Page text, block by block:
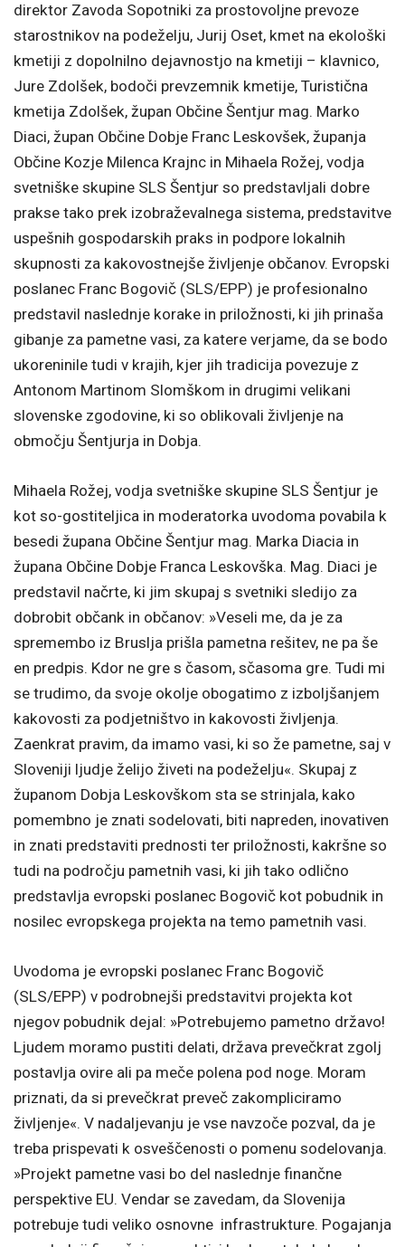
direktor Zavoda Sopotniki za prostovoljne prevoze
starostnikov na podeželju, Jurij Oset, kmet na ekološki
kmetiji z dopolnilno dejavnostjo na kmetiji – klavnico,
Jure Zdolšek, bodoči prevzemnik kmetije, Turistična
kmetija Zdolšek, župan Občine Šentjur mag. Marko
Diaci, župan Občine Dobje Franc Leskovšek, županja
Občine Kozje Milenca Krajnc in Mihaela Rožej, vodja
svetniške skupine SLS Šentjur so predstavljali dobre
prakse tako prek izobraževalnega sistema, predstavitve
uspešnih gospodarskih praks in podpore lokalnih
skupnosti za kakovostnejše življenje občanov. Evropski
poslanec Franc Bogovič (SLS/EPP) je profesionalno
predstavil naslednje korake in priložnosti, ki jih prinaša
gibanje za pametne vasi, za katere verjame, da se bodo
ukoreninile tudi v krajih, kjer jih tradicija povezuje z
Antonom Martinom Slomškom in drugimi velikani
slovenske zgodovine, ki so oblikovali življenje na
območju Šentjurja in Dobja.
Mihaela Rožej, vodja svetniške skupine SLS Šentjur je
kot so-gostiteljica in moderatorka uvodoma povabila k
besedi župana Občine Šentjur mag. Marka Diacia in
župana Občine Dobje Franca Leskovška. Mag. Diaci je
predstavil načrte, ki jim skupaj s svetniki sledijo za
dobrobit občank in občanov: »Veseli me, da je za
spremembo iz Bruslja prišla pametna rešitev, ne pa še
en predpis. Kdor ne gre s časom, sčasoma gre. Tudi mi
se trudimo, da svoje okolje obogatimo z izboljšanjem
kakovosti za podjetništvo in kakovosti življenja.
Zaenkrat pravim, da imamo vasi, ki so že pametne, saj v
Sloveniji ljudje želijo živeti na podeželju«. Skupaj z
županom Dobja Leskovškom sta se strinjala, kako
pomembno je znati sodelovati, biti napreden, inovativen
in znati predstaviti prednosti ter priložnosti, kakršne so
tudi na področju pametnih vasi, ki jih tako odlično
predstavlja evropski poslanec Bogovič kot pobudnik in
nosilec evropskega projekta na temo pametnih vasi.
Uvodoma je evropski poslanec Franc Bogovič
(SLS/EPP) v podrobnejši predstavitvi projekta kot
njegov pobudnik dejal: »Potrebujemo pametno državo!
Ljudem moramo pustiti delati, država prevečkrat zgolj
postavlja ovire ali pa meče polena pod noge. Moram
priznati, da si prevečkrat preveč zakompliciramo
življenje«. V nadaljevanju je vse navzoče pozval, da je
treba prispevati k osveščenosti o pomenu sodelovanja.
»Projekt pametne vasi bo del naslednje finančne
perspektive EU. Vendar se zavedam, da Slovenija
potrebuje tudi veliko osnovne infrastrukture. Pogajanja